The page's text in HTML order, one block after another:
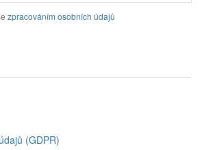
zpracováním osobních údajů
(GDPR)